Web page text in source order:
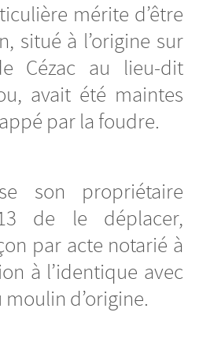
mérite d’être
situé à l’origine sur
Cézac au lieu-dit
avait été maintes
par la foudre.
son propriétaire
de le déplacer,
par acte notarié à
à l’identique avec
d’origine.